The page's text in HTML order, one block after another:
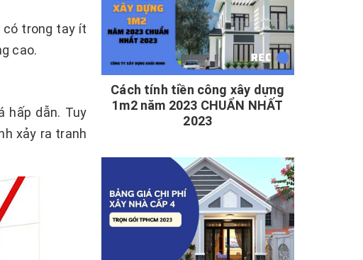
có trong tay ít
cao.
hấp dẫn. Tuy
xảy ra tranh
Cách tính tiền công xây dựng
1m2 năm 2023 CHUẨN NHẤT
2023